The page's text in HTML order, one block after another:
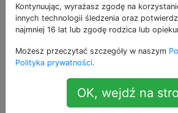
Problemy wynikające z posiadania
paszportu, zwykle podczas
5
Mam dwa paszporty
narodowości. Jak
podczas podróży?
Kontynuując, wyrażasz zgodę na
innych technologii śledzenia oraz
najmniej 16 lat lub zgodę rodzica lub
Możesz przeczytać szczegóły w naszym
Polityka prywatności.
OK, wejdź na